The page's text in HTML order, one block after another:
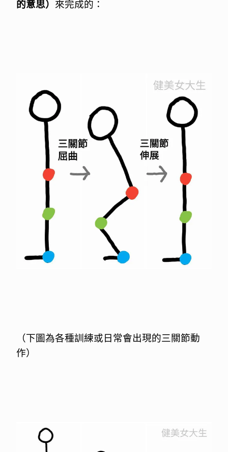
的意思） 來完成的：
（下圖為各種訓練或日常會出現的三關節動
作）